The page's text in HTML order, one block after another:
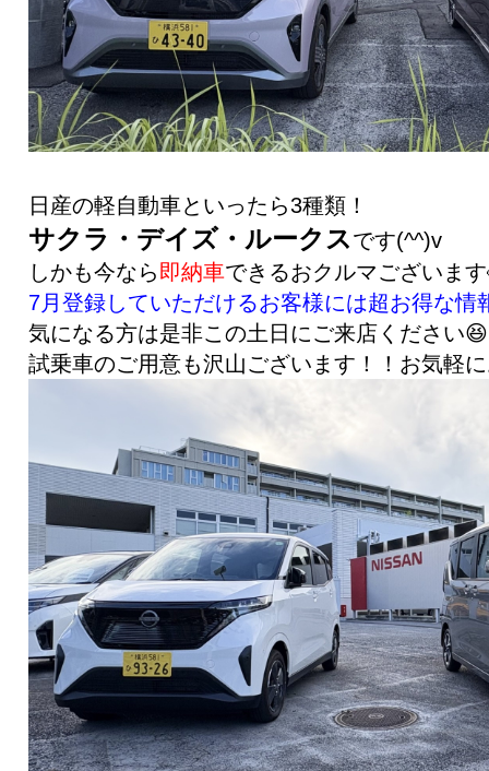
日産の軽自動車といったら3種類！
サクラ・デイズ・ルークスです(^^)v
しかも今なら即納車できるおクルマございます
7月登録していただけるお客様には超お得な
気になる方は是非この土日にご来店ください😆
試乗車のご用意も沢山ございます！！お気軽